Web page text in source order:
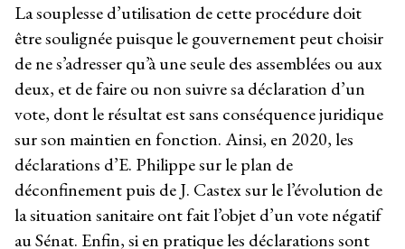
La souplesse d’utilisation de cette procédure doit
être soulignée puisque le gouvernement peut choisir
de ne s’adresser qu’à une seule des assemblées ou aux
deux, et de faire ou non suivre sa déclaration d’un
vote, dont le résultat est sans conséquence juridique
sur son maintien en fonction. Ainsi, en 2020, les
déclarations d’E. Philippe sur le plan de
déconfinement puis de J. Castex sur le l’évolution de
la situation sanitaire ont fait l’objet d’un vote négatif
au Sénat. Enfin, si en pratique les déclarations sont